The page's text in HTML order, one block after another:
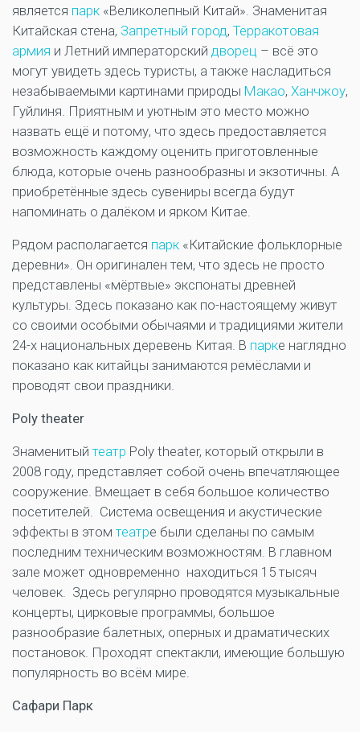
является парк «Великолепный Китай». Знаменитая
Китайская стена, Запретный город, Терракотовая
армия и Летний императорский дворец – всё это
могут увидеть здесь туристы, а также насладиться
незабываемыми картинами природы Макао, Ханчжоу,
Гуйлиня. Приятным и уютным это место можно
назвать ещё и потому, что здесь предоставляется
возможность каждому оценить приготовленные
блюда, которые очень разнообразны и экзотичны. А
приобретённые здесь сувениры всегда будут
напоминать о далёком и ярком Китае.
Рядом располагается парк «Китайские фольклорные
деревни». Он оригинален тем, что здесь не просто
представлены «мёртвые» экспонаты древней
культуры. Здесь показано как по-настоящему живут
со своими особыми обычаями и традициями жители
24-х национальных деревень Китая. В парке наглядно
показано как китайцы занимаются ремёслами и
проводят свои праздники.
Poly theater
Знаменитый театр Poly theater, который открыли в
2008 году, представляет собой очень впечатляющее
сооружение. Вмещает в себя большое количество
посетителей. Система освещения и акустические
эффекты в этом театре были сделаны по самым
последним техническим возможностям. В главном
зале может одновременно находиться 15 тысяч
человек. Здесь регулярно проводятся музыкальные
концерты, цирковые программы, большое
разнообразие балетных, оперных и драматических
постановок. Проходят спектакли, имеющие большую
популярность во всём мире.
Сафари Парк